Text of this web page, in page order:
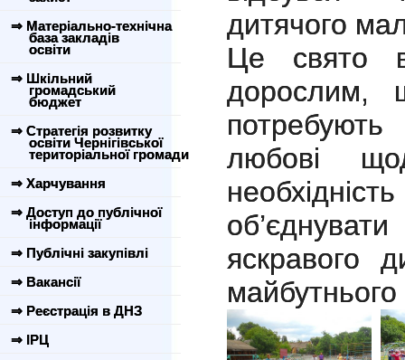
⇒ Матеріально-технічна
база закладів
освіти
⇒ Шкільний
громадський
бюджет
⇒ Стратегія розвитку
освіти Чернігівської
територіальної громади
⇒ Харчування
⇒ Доступ до публічної
інформації
⇒ Публічні закупівлі
⇒ Вакансії
⇒ Реєстрація в ДНЗ
⇒ ІРЦ
дитячого
Це свято
дорослим,
любові
яскравого